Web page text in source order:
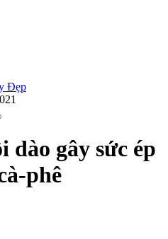
Đẹp
dào gây sức ép
phê